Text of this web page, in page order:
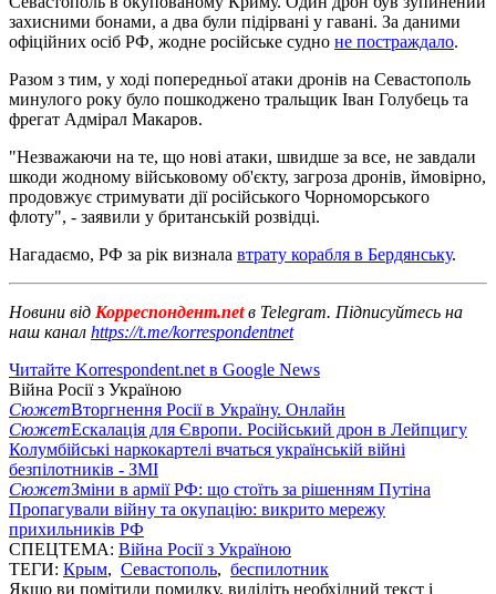
захисними бонами, а два були підірвані у гавані. За даними
офіційних осіб РФ, жодне російське судно не постраждало.
Разом з тим, у ході попередньої атаки дронів на Севастополь
минулого року було пошкоджено тральщик Іван Голубець та
фрегат Адмірал Макаров.
"Незважаючи на те, що нові атаки, швидше за все, не завдали
шкоди жодному військовому об'єкту, загроза дронів, ймовірно,
продовжує стримувати дії російського Чорноморського
флоту", - заявили у британській розвідці.
Нагадаємо, РФ за рік визнала втрату корабля в Бердянську.
Новини від Корреспондент.netв Telegram. Підписуйтесь на
наш канал https://t.me/korrespondentnet
Читайте Korrespondent.net в Google News
Війна Росії з Україною
СюжетВторгнення Росії в Україну. Онлайн
СюжетЕскалація для Європи. Російський дрон в Лейпцигу
Колумбійські наркокартелі вчаться українській війні
безпілотників - ЗМІ
СюжетЗміни в армії РФ: що стоїть за рішенням Путіна
Пропагували війну та окупацію: викрито мережу
прихильників РФ
СПЕЦТЕМА: Війна Росії з Україною
ТЕГИ: Крым, Севастополь, беспилотник
Якщо ви помітили помилку, виділіть необхідний текст і